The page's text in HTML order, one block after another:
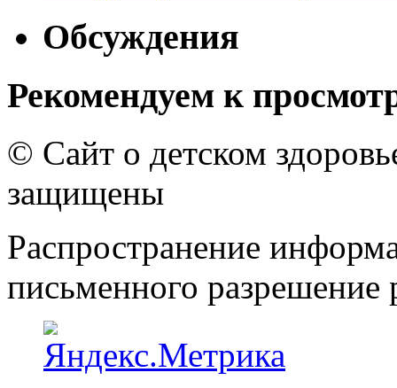
Обсуждения
Рекомендуем к
© Сайт о детском
защищены
Распространение
письменного разрешение